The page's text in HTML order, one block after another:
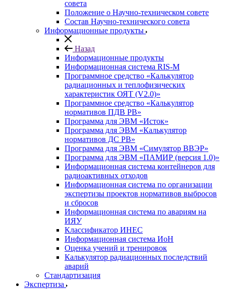
совета
Положение о Научно-техническом совете
Состав Научно-технического совета
Информационные продукты
Назад
Информационные продукты
Информационная система RIS-M
Программное средство «Калькулятор
радиационных и теплофизических
характеристик ОЯТ (V2.0)»
Программное средство «Калькулятор
нормативов ПДВ РВ»
Программа для ЭВМ «Исток»
Программа для ЭВМ «Калькулятор
нормативов ДС РВ»
Программа для ЭВМ «Симулятор ВВЭР»
Программа для ЭВМ «ПАМИР (версия 1.0)»
Информационная система контейнеров для
радиоактивных отходов
Информационная система по организации
экспертизы проектов нормативов выбросов
и сбросов
Информационная система по авариям на
ИЯУ
Классификатор ИНЕС
Информационная система ИоН
Оценка учений и тренировок
Калькулятор радиационных последствий
аварий
Стандартизация
Экспертиза